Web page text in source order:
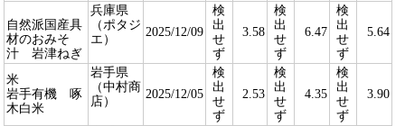
自然派国産具
材のおみそ
汁 岩津ねぎ
兵庫県
（ポタジ
エ）
2025/12/09
検
出
せ
ず
3.58
検
出
せ
ず
6.47
検
出
せ
ず
5.64
米
岩手有機 啄
木白米
岩手県
（中村商
店）
2025/12/05
検
出
せ
ず
2.53
検
出
せ
ず
4.35
検
出
せ
ず
3.90